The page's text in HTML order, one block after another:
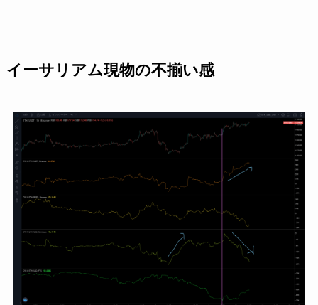
イーサリアム現物の不揃い感